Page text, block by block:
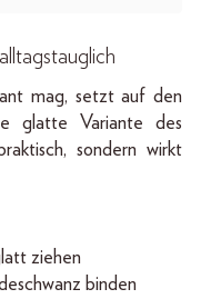
mag, setzt auf den
glatte Variante des
sondern wirkt
ziehen
binden